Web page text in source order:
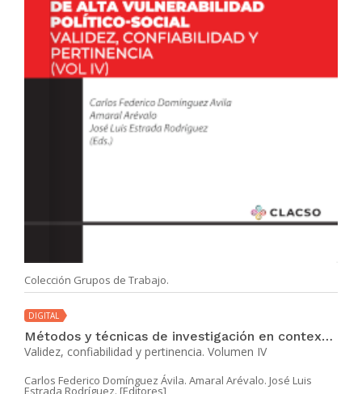
Colección Grupos de Trabajo.
DIGITAL
Métodos y técnicas de investigación en contextos de alta vulnerabilidad político-social
Validez, confiabilidad y pertinencia. Volumen IV
Carlos Federico Domínguez Ávila. Amaral Arévalo. José Luis
Estrada Rodríguez. [Editores]